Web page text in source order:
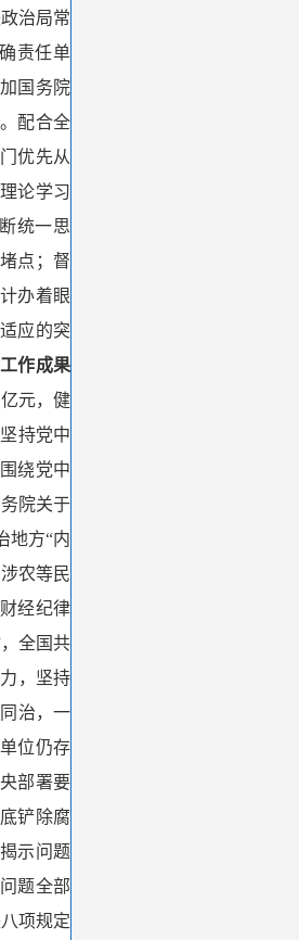
治局常
责任单
国务院
配合全
优先从
论学习
统一思
点；督
办着眼
应的突
作成果
元，健
持党中
绕党中
院关于
地方“内
农等民
经纪律
全国共
，坚持
治，一
位仍存
部署要
铲除腐
示问题
题全部
项规定